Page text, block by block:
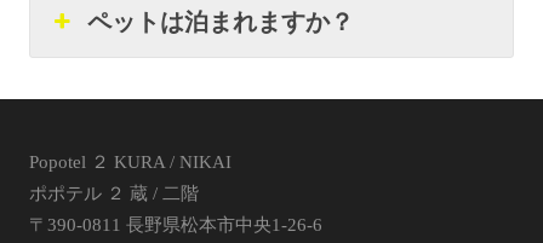
ペットは泊まれますか？
Popotel ２ KURA / NIKAI
ポポテル ２ 蔵 / 二階
〒390-0811 長野県松本市中央1-26-6